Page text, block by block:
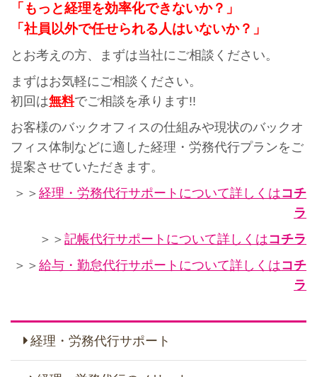
「もっと経理を効率化できないか？」
「社員以外で任せられる人はいないか？」
とお考えの方、まずは当社にご相談ください。
まずはお気軽にご相談ください。
初回は無料でご相談を承ります!!
お客様のバックオフィスの仕組みや現状のバックオ
フィス体制などに適した経理・労務代行プランをご
提案させていただきます。
＞＞経理・労務代行サポートについて詳しくはコチ
ラ
＞＞記帳代行サポートについて詳しくはコチラ
＞＞給与・勤怠代行サポートについて詳しくはコチ
ラ
経理・労務代行サポート